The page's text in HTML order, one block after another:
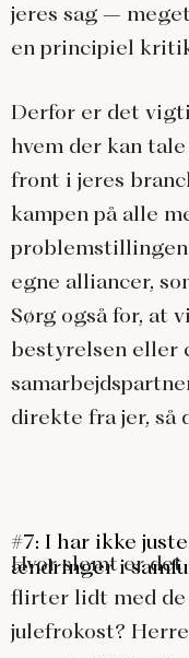
jeres sag –
en principiel
Derfor er det
hvem der kan
front i jeres
kampen på alle
egne alliancer,
Sørg også for, at
bestyrelsen eller
direkte fra jer, så
#7: I har ikke
ændringer i
Hvor slemt er
flirter lidt med de
julefrokost?